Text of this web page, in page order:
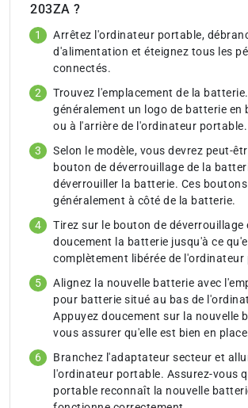
203ZA ?
Arrêtez l'ordinateur portable,
d'alimentation et éteignez tous les
connectés.
Trouvez l'emplacement de la
généralement un logo de batterie en
ou à l'arrière de l'ordinateur portable.
Selon le modèle, vous devrez peut-
bouton de déverrouillage de la
déverrouiller la batterie. Ces
généralement à côté de la batterie.
Tirez sur le bouton de déverrouillage
doucement la batterie jusqu'à ce
complètement libérée de l'ordinateur
Alignez la nouvelle batterie avec
pour batterie situé au bas de
Appuyez doucement sur la nouvelle
vous assurer qu'elle est bien en
Branchez l'adaptateur secteur et
l'ordinateur portable. Assurez-vous
portable reconnaît la nouvelle